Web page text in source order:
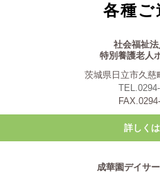
各種ご
社会福祉
特別養護老人
茨城県日立市久慈
詳しく
成華園デイサ